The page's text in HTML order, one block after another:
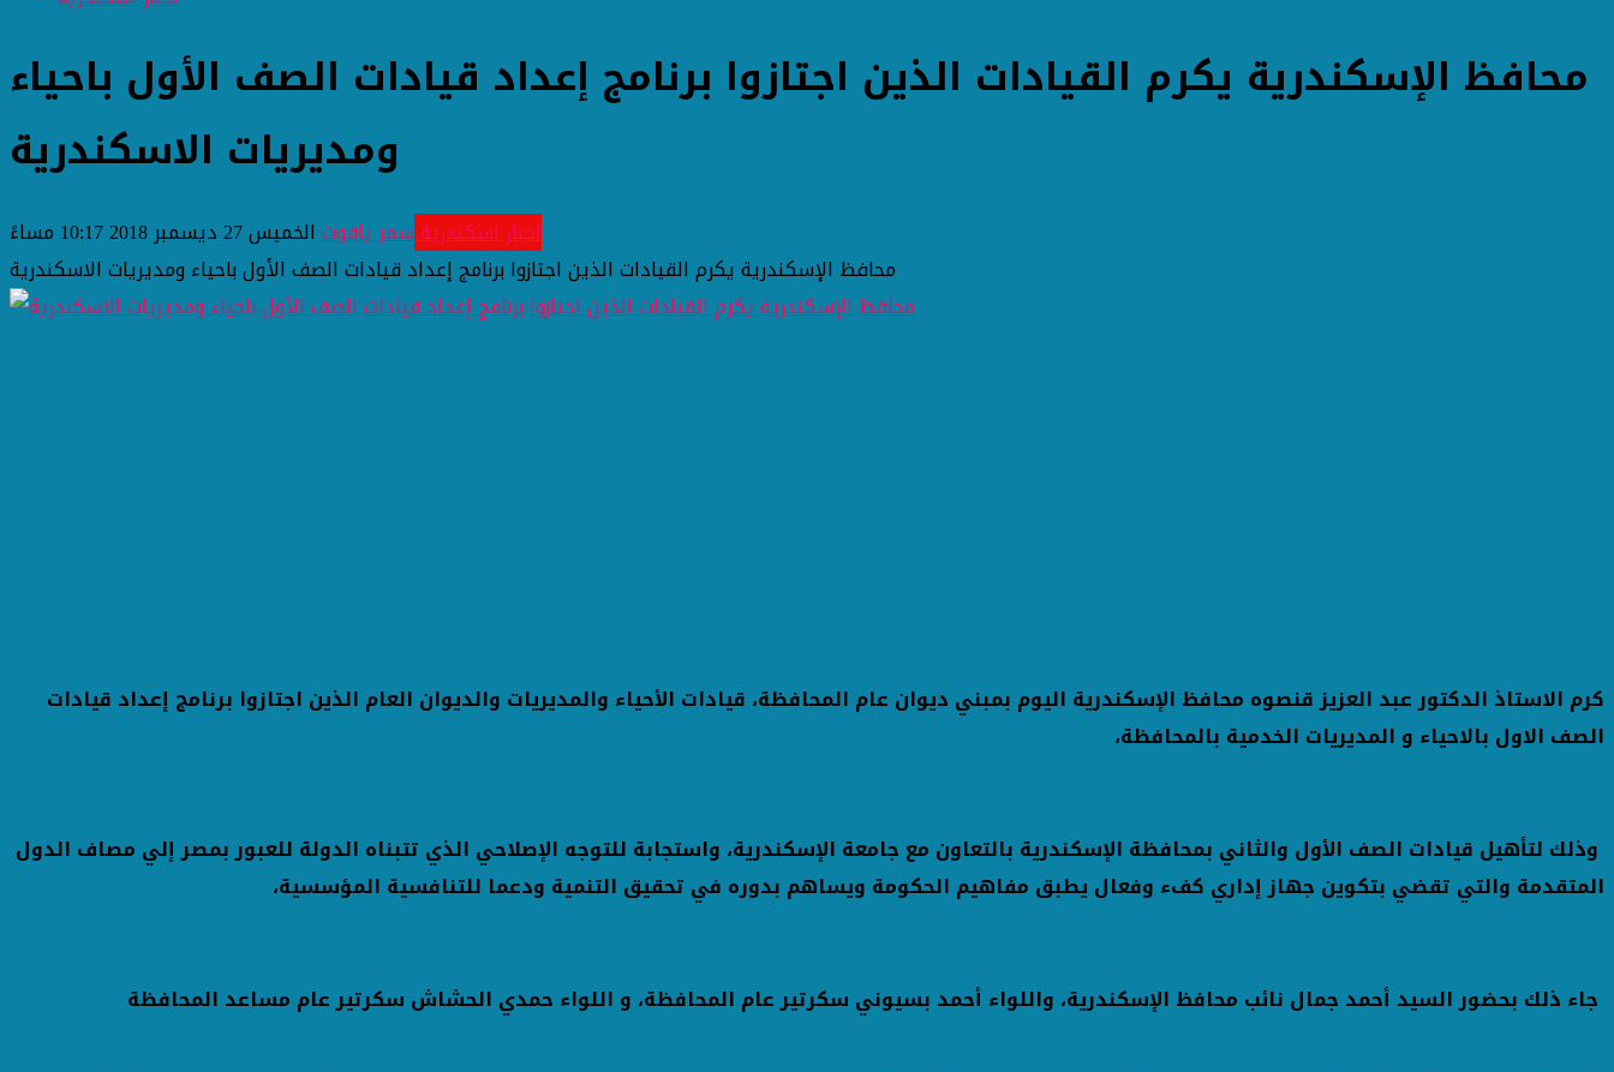
محافظ الإسكندرية يكرم القيادات الذين اجتازوا برنامج إعداد قيادات الصف الأول باحياء
ومديريات الاسكندرية
اخبار اسكندريةسمر ياقوت الخميس 27 ديسمبر 2018 10:17 مساءً
محافظ الإسكندرية يكرم القيادات الذين اجتازوا برنامج إعداد قيادات الصف الأول باحياء ومديريات الاسكندرية
كرم الاستاذ الدكتور عبد العزيز قنصوه محافظ الإسكندرية اليوم بمبني ديوان عام المحافظة، قيادات الأحياء والمديريات والديوان العام الذين اجتازوا برنامج إعداد قيادات
الصف الاول بالاحياء و المديريات الخدمية بالمحافظة،
وذلك لتأهيل قيادات الصف الأول والثاني بمحافظة الإسكندرية بالتعاون مع جامعة الإسكندرية، واستجابة للتوجه الإصلاحي الذي تتبناه الدولة للعبور بمصر إلي مصاف الدول
المتقدمة والتي تقضي بتكوين جهاز إداري كفء وفعال يطبق مفاهيم الحكومة ويساهم بدوره في تحقيق التنمية ودعما للتنافسية المؤسسية،
جاء ذلك بحضور السيد أحمد جمال نائب محافظ الإسكندرية، واللواء أحمد بسيوني سكرتير عام المحافظة، و اللواء حمدي الحشاش سكرتير عام مساعد المحافظة